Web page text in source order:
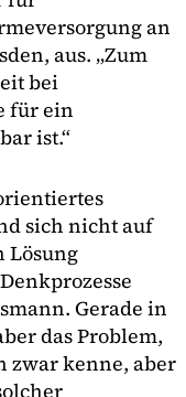
an
aus. „Zum
bei
für ein
ist.“
sich nicht auf
Lösung
Gerade in
das Problem,
zwar kenne, aber